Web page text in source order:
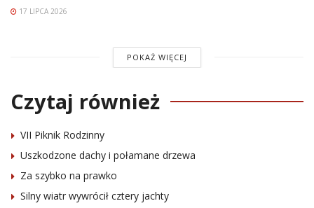
17 LIPCA 2026
POKAŻ WIĘCEJ
Czytaj również
VII Piknik Rodzinny
Uszkodzone dachy i połamane drzewa
Za szybko na prawko
Silny wiatr wywrócił cztery jachty